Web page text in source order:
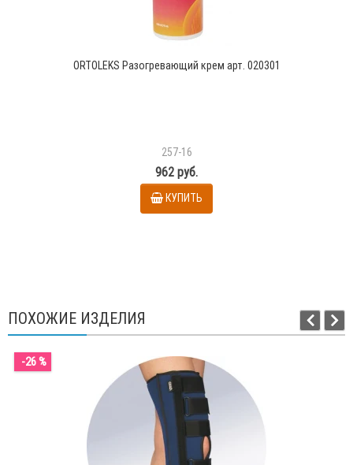
ORTOLEKS Разогревающий крем арт. 020301
257-16
962 руб.
КУПИТЬ
ПОХОЖИЕ ИЗДЕЛИЯ
-26 %